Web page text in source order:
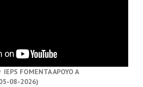
IEPS FOMENTA APOYO A
08-2026)